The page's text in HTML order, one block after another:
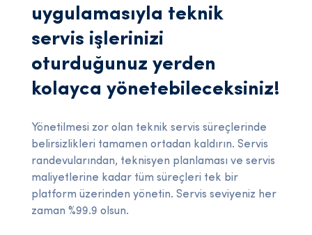
uygulamasıyla teknik
servis işlerinizi
oturduğunuz yerden
kolayca yönetebileceksiniz!
Yönetilmesi zor olan teknik servis süreçlerinde
belirsizlikleri tamamen ortadan kaldırın. Servis
randevularından, teknisyen planlaması ve servis
maliyetlerine kadar tüm süreçleri tek bir
platform üzerinden yönetin. Servis seviyeniz her
zaman %99.9 olsun.